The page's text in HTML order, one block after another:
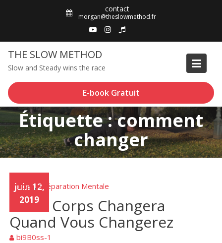
contact
morgan@theslowmethod.fr
THE SLOW METHOD
Slow and Steady wins the race
E-book Gratuit
Étiquette : comment
changer
juin 12,
2019
Articles,Préparation Mentale
Votre Corps Changera
Quand Vous Changerez
bi9B0ss-1